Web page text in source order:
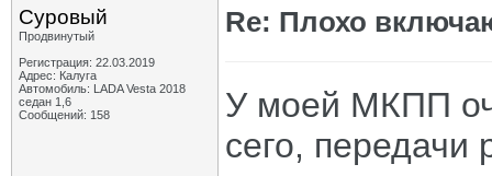
Суровый
Продвинутый
Регистрация: 22.03.2019
Адрес: Калуга
Автомобиль: LADA Vesta 2018
седан 1,6
Сообщений: 158
Re: Плохо
У моей МКПП
сего, передачи